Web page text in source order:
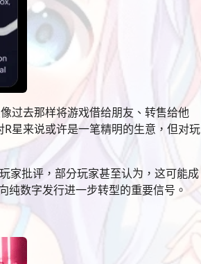
过去那样将游戏借给朋友、转售给他
星来说或许是一笔精明的生意，但对玩
家批评，部分玩家甚至认为，这可能成
纯数字发行进一步转型的重要信号。